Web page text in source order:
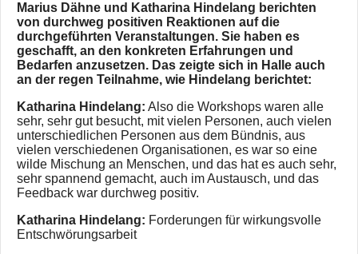
Marius Dähne und Katharina Hindelang berichten
von durchweg positiven Reaktionen auf die
durchgeführten Veranstaltungen. Sie haben es
geschafft, an den konkreten Erfahrungen und
Bedarfen anzusetzen. Das zeigte sich in Halle auch
an der regen Teilnahme, wie Hindelang berichtet:
Katharina Hindelang: Also die Workshops waren alle
sehr, sehr gut besucht, mit vielen Personen, auch vielen
unterschiedlichen Personen aus dem Bündnis, aus
vielen verschiedenen Organisationen, es war so eine
wilde Mischung an Menschen, und das hat es auch sehr,
sehr spannend gemacht, auch im Austausch, und das
Feedback war durchweg positiv.
Katharina Hindelang: Forderungen für wirkungsvolle
Entschwörungsarbeit